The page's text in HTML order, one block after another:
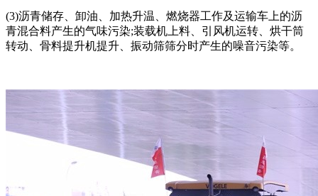
(3)沥青储存、卸油、加热升温、燃烧器工作及运输车上的沥
青混合料产生的气味污染;装载机上料、引风机运转、烘干筒
转动、骨料提升机提升、振动筛筛分时产生的噪音污染等。